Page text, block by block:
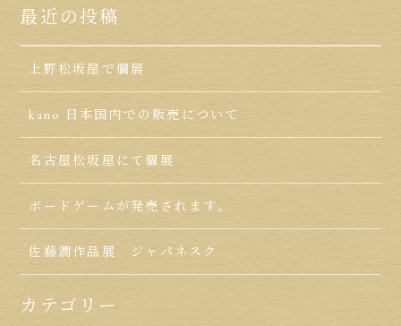
最近の投稿
上野松坂屋で個展
kano 日本国内での販売について
名古屋松坂屋にて個展
ボードゲームが発売されます。
佐藤潤作品展 ジャパネスク
カテゴリー